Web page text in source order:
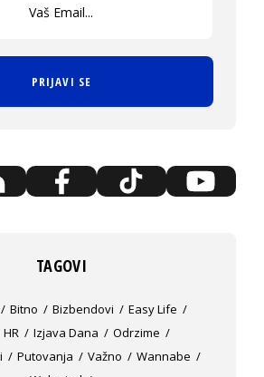
PRIJAVI SE
TAGOVI
Bitno Bizbendovi
Easy Life
HR Izjava Dana
Odrzime
Putovanja Važno
Wannabe